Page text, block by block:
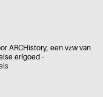
ARCHistory, een vzw van
erfgoed -